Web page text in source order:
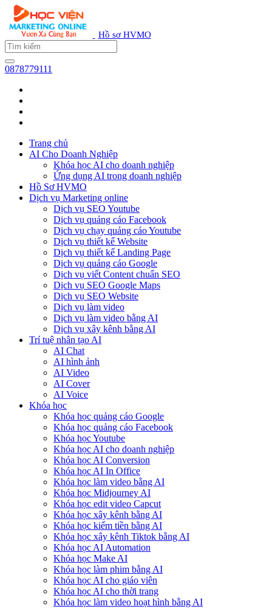
Hồ sơ HVMO
0878779111
Trang chủ
AI Cho Doanh Nghiệp
Khóa học AI cho doanh nghiệp
Ứng dụng AI trong doanh nghiệp
Hồ Sơ HVMO
Dịch vụ Marketing online
Dịch vụ SEO Youtube
Dịch vụ quảng cáo Facebook
Dịch vụ chạy quảng cáo Youtube
Dịch vụ thiết kế Website
Dịch vụ thiết kế Landing Page
Dịch vụ quảng cáo Google
Dịch vụ viết Content chuẩn SEO
Dịch vụ SEO Google Maps
Dịch vụ SEO Website
Dịch vụ làm video
Dịch vụ làm video bằng AI
Dịch vụ xây kênh bằng AI
Trí tuệ nhân tạo AI
AI Chat
AI hình ảnh
AI Video
AI Cover
AI Voice
Khóa học
Khóa học quảng cáo Google
Khóa học quảng cáo Facebook
Khóa học Youtube
Khóa học AI cho doanh nghiệp
Khóa học AI Conversion
Khóa học AI In Office
Khóa học làm video bằng AI
Khóa học Midjourney AI
Khóa học edit video Capcut
Khóa học xây kênh bằng AI
Khóa học kiếm tiền bằng AI
Khóa học xây kênh Tiktok bằng AI
Khóa học AI Automation
Khóa học Make AI
Khóa học làm phim bằng AI
Khóa học AI cho giáo viên
Khóa học AI cho thời trang
Khóa học làm video hoạt hình bằng AI